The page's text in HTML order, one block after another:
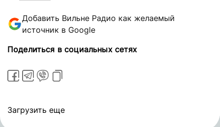
Добавить Вильне Радио как желаемый
источник в Google
Поделиться в социальных сетях
Загрузить еще